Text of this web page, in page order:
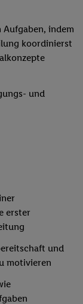
indem
koordinierst
und
erster
und
motivieren